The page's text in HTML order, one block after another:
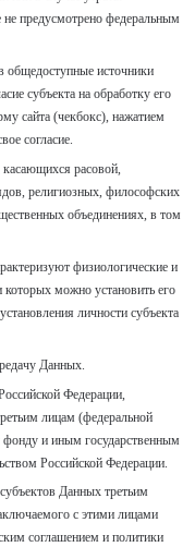
не предусмотрено федеральным
общедоступные источники
субъекта на обработку его
сайта (чекбокс), нажатием
согласие.
расовой,
религиозных, философских
объединениях, в том
физиологические и
которых можно установить его
личности субъекта
Данных.
Федерации,
лицам (федеральной
фонду и иным государственным
Российской Федерации.
Данных третьим
с этими лицами
соглашением и политики